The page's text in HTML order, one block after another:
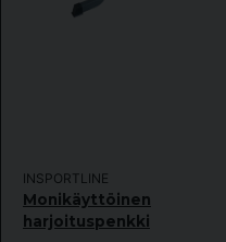
INSPORTLINE
Monikäyttöinen
harjoituspenkki